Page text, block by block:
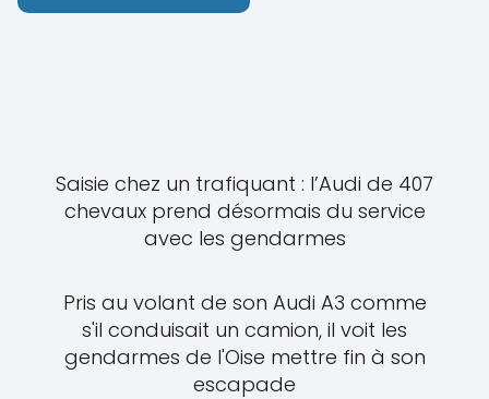
Saisie chez un trafiquant : l’Audi de 407
chevaux prend désormais du service
avec les gendarmes
Pris au volant de son Audi A3 comme
s'il conduisait un camion, il voit les
gendarmes de l'Oise mettre fin à son
escapade